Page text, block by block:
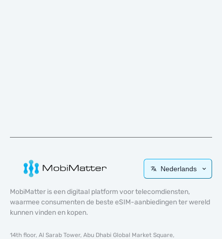
Nederlands
MobiMatter is een digitaal platform voor telecomdiensten,
waarmee consumenten de beste eSIM-aanbiedingen ter wereld
kunnen vinden en kopen.
14th floor, Al Sarab Tower, Abu Dhabi Global Market Square,